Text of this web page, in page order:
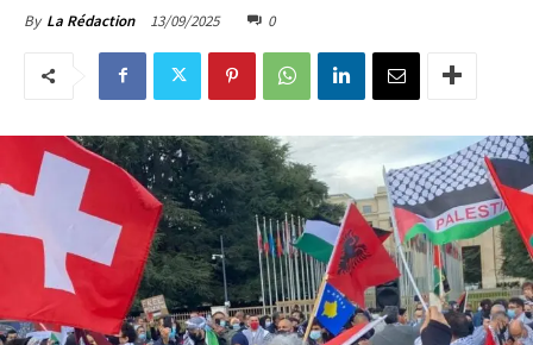
By La Rédaction 13/09/2025 0